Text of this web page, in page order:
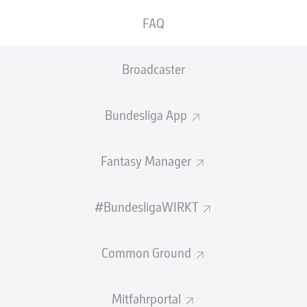
FAQ
Broadcaster
Bundesliga App
Fantasy Manager
#BundesligaWIRKT
Common Ground
Mitfahrportal